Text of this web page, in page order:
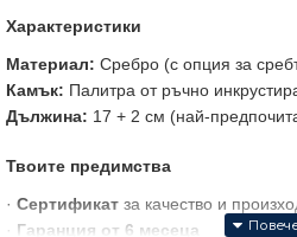
Характеристики
Материал: Сребро (с опция за
Камък: Палитра от ръчно
Дължина: 17 + 2 см (най-
Твоите предимства
· Сертификат за качество и
· Гаранция от 6 месеца